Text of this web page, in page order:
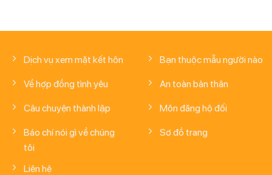
Dịch vụ xem mặt kết hôn
Về hợp đồng tình yêu
Câu chuyện thành lập
Báo chí nói gì về chúng
tôi
Liên hệ
Bạn thuộc mẫu người nào
An toàn bản thân
Môn đăng hộ đối
Sơ đồ trang